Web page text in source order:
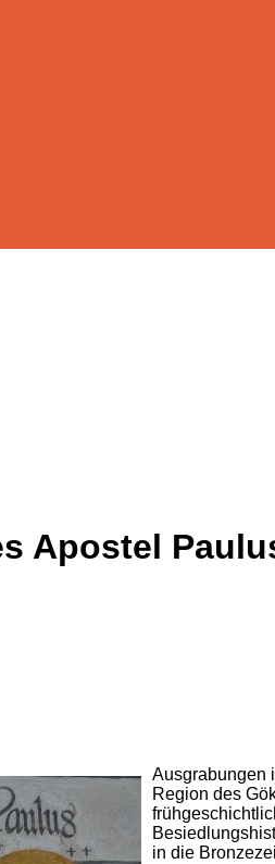
Apostel
Ausgrabungen
Region des
in die